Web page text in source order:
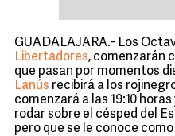
GUADALAJARA.- Los
Libertadores, comenzarán
que pasan por momentos
Lanús recibirá a los
comenzará a las 19:10
rodar sobre el césped del
pero que se le conoce